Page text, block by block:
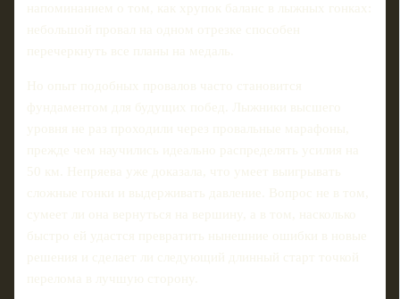
напоминанием о том, как хрупок баланс в лыжных гонках:
небольшой провал на одном отрезке способен
перечеркнуть все планы на медаль.
Но опыт подобных провалов часто становится
фундаментом для будущих побед. Лыжники высшего
уровня не раз проходили через провальные марафоны,
прежде чем научились идеально распределять усилия на
50 км. Непряева уже доказала, что умеет выигрывать
сложные гонки и выдерживать давление. Вопрос не в том,
сумеет ли она вернуться на вершину, а в том, насколько
быстро ей удастся превратить нынешние ошибки в новые
решения и сделает ли следующий длинный старт точкой
перелома в лучшую сторону.